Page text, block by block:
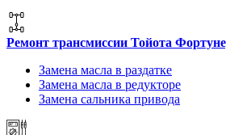
Ремонт трансмиссии Тойота
Замена масла в раздатке
Замена масла в редукторе
Замена сальника привода